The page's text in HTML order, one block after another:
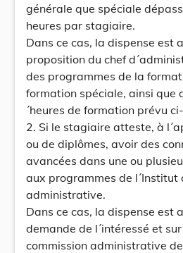
générale que spéciale
heures par stagiaire.
Dans ce cas, la dispense est
proposition du chef
des programmes de la
formation spéciale, ainsi que
´heures de formation prévu
2. Si le stagiaire atteste, à
ou de diplômes, avoir des
avancées dans une ou
aux programmes de l´Institut
administrative.
Dans ce cas, la dispense est
demande de l´intéressé et
commission administrative